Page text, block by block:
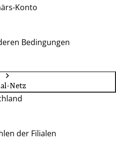
Konto
Bedingungen
Netz
der Filialen